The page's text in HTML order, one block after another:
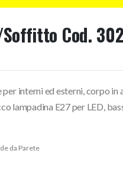
Cod.
interni ed esterni, corpo in
lampadina E27 per LED,
da Parete